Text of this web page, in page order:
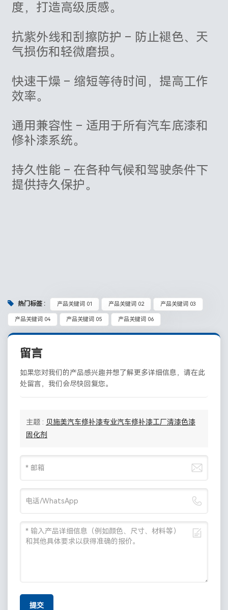
度，打造高级质感。
抗紫外线和刮擦防护 – 防止褪色、天
气损伤和轻微磨损。
快速干燥 – 缩短等待时间，提高工作
效率。
通用兼容性 – 适用于所有汽车底漆和
修补漆系统。
持久性能 – 在各种气候和驾驶条件下
提供持久保护。
热门标签 : 产品关键词 01 产品关键词 02 产品关键词 03
产品关键词 04 产品关键词 05 产品关键词 06
留言
如果您对我们的产品感兴趣并想了解更多详细信息，请在此
处留言，我们会尽快回复您。
主题 : 贝施美汽车修补漆专业汽车修补漆工厂清漆色漆
固化剂
提交